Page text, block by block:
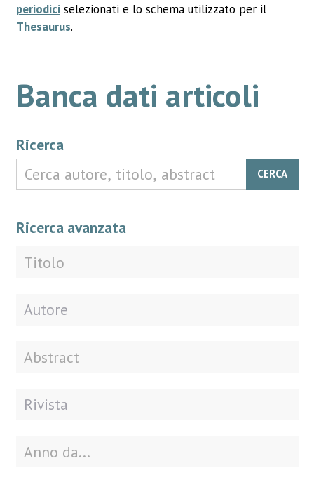
periodiciselezionati e lo schema utilizzato per il
Thesaurus.
Banca dati articoli
Ricerca
CERCA
Ricerca avanzata